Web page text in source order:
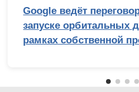
Google ведёт
запуске орбитальных
рамках собственной